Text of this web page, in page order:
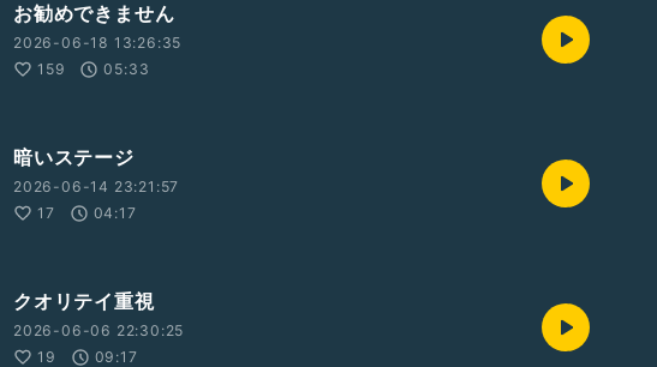
お勧めできません
2026-06-18 13:26:35
159
05:33
暗いステージ
2026-06-14 23:21:57
17
04:17
クオリテイ重視
2026-06-06 22:30:25
19
09:17